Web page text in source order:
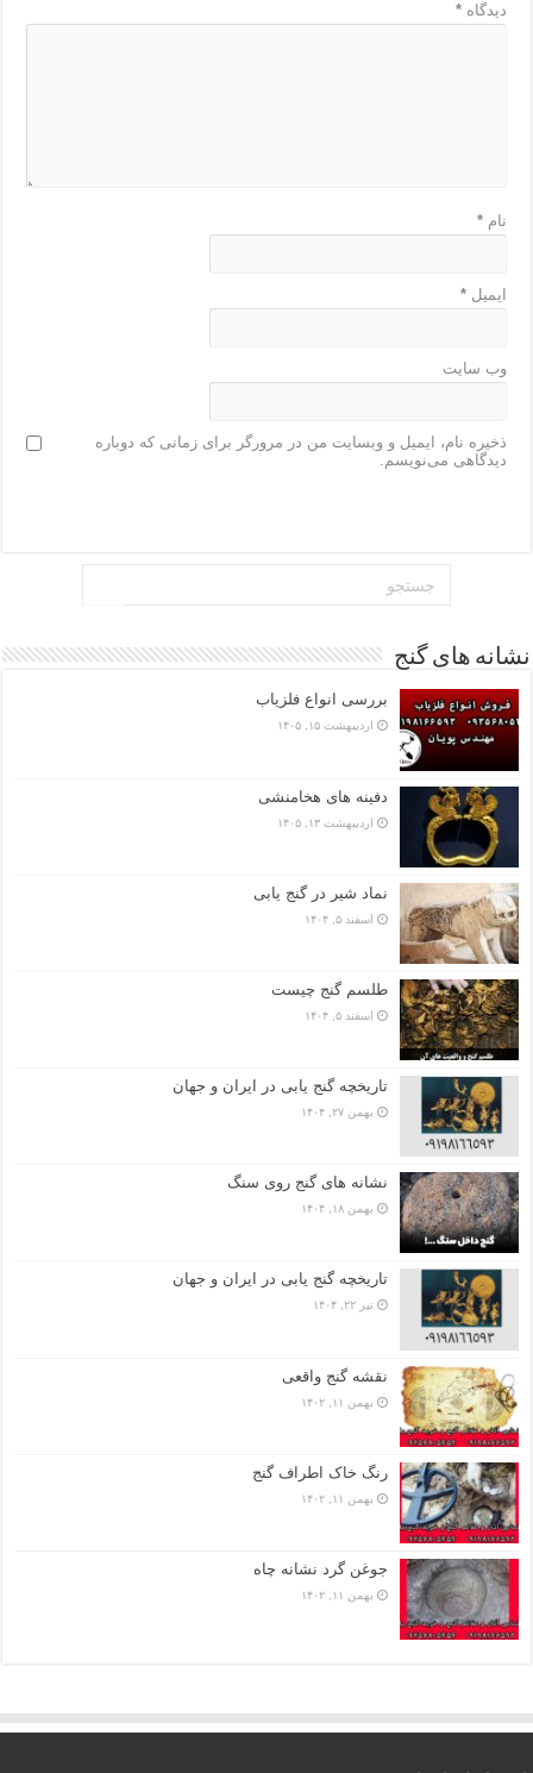
دیدگاه*
نام*
ایمیل*
وب‌ سایت
ذخیره نام، ایمیل و وبسایت من در مرورگر برای زمانی که دوباره
دیدگاهی می‌نویسم.
نشانه های گنج
بررسی انواع فلزیاب
اردیبهشت ۱۵, ۱۴۰۵
دفینه های هخامنشی
اردیبهشت ۱۳, ۱۴۰۵
نماد شیر در گنج یابی
اسفند ۵, ۱۴۰۴
طلسم گنج چیست
اسفند ۵, ۱۴۰۴
تاریخچه گنج‌ یابی در ایران و جهان
بهمن ۲۷, ۱۴۰۴
نشانه های گنج روی سنگ
بهمن ۱۸, ۱۴۰۴
تاریخچه گنج‌ یابی در ایران و جهان
تیر ۲۲, ۱۴۰۴
نقشه گنج واقعی
بهمن ۱۱, ۱۴۰۲
رنگ خاک اطراف گنج
بهمن ۱۱, ۱۴۰۲
جوغن گرد نشانه چاه
بهمن ۱۱, ۱۴۰۲